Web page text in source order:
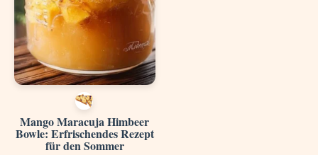
Mango Maracuja Himbeer
Bowle: Erfrischendes Rezept
für den Sommer